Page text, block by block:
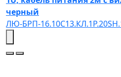
черный
ЛЮ-БРП-